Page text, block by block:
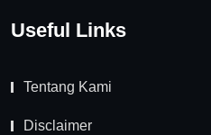
Useful Links
Tentang Kami
Disclaimer